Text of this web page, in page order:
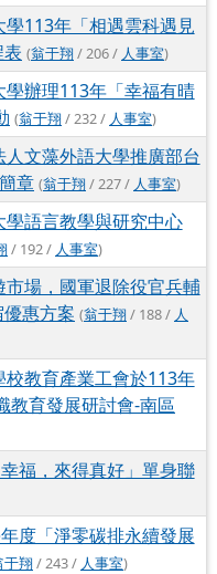
學113年「相遇雲科遇見
(翁于翔 / 206 / 人事室)
學辦理113年「幸福有晴
(翁于翔/ 232 / 人事室)
文藻外語大學推廣部台
章 (翁于翔 / 227 / 人事室)
學語言教學與研究中心
/ 192 / 人事室)
場，國軍退除役官兵輔
惠方案 (翁于翔 / 188 / 人
教育產業工會於113年
教育發展研討會-南區
福，來得真好」單身聯
度「淨零碳排永續發展
于翔/ 243 / 人事室)